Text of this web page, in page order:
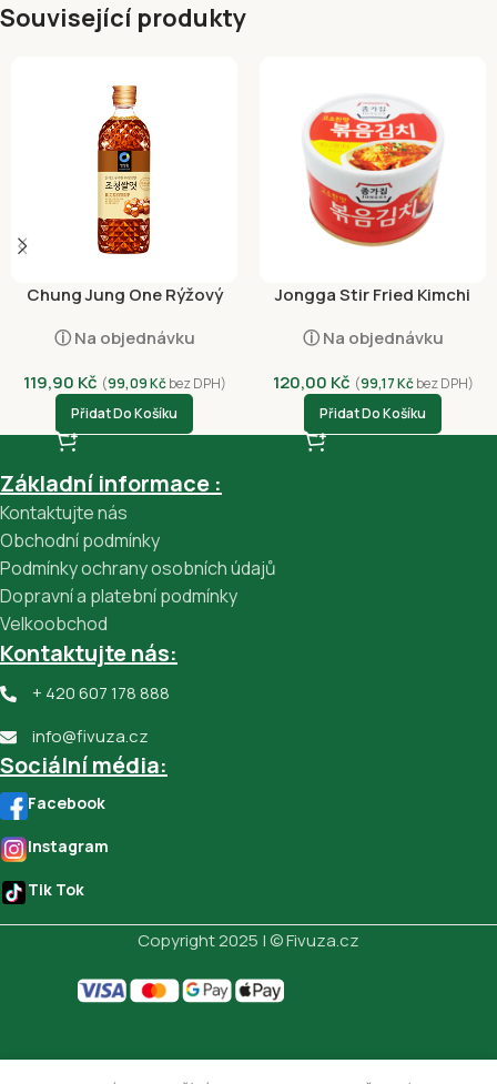
Související produkty
Chung Jung One Rýžový
ⓘ Na objednávku
119,90 Kč (99,09Kčbez DPH)
Přidat Do Košíku
Jongga Stir Fried Kimchi
ⓘ Na objednávku
120,00 Kč (99,17Kčbez DPH)
Přidat Do Košíku
Základní informace :
Kontaktujte nás
Obchodní podmínky
Podmínky ochrany osobních údajů
Dopravní a platební podmínky
Velkoobchod
Kontaktujte nás:
+ 420 607 178 888
info@fivuza.cz
Sociální média:
Facebook
Instagram
Tik Tok
Copyright 2025 | © Fivuza.cz